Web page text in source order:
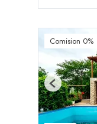
Comision 0%
Previous